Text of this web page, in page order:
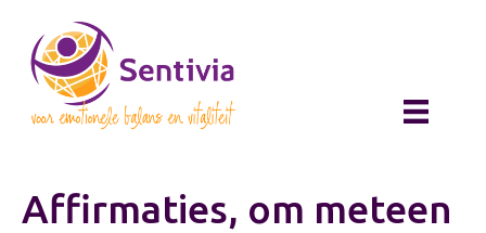
Affirmaties, om meteen